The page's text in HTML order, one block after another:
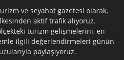
ve seyahat gazetesi olarak,
aktif trafik alıyoruz.
turizm gelişmelerini, en
ilgili değerlendirmeleri günün
paylaşıyoruz.